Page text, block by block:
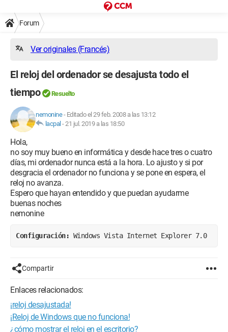
Forum
Ver originales (Francés)
El reloj del ordenador se desajusta todo el
tiempo
Resuelto
nemonine- Editado el 29 feb. 2008 a las 13:12
lacpal -21 jul. 2019 a las 18:50
Hola,
no soy muy bueno en informática y desde hace tres o cuatro
días, mi ordenador nunca está a la hora. Lo ajusto y si por
desgracia el ordenador no funciona y se pone en espera, el
reloj no avanza.
Espero que hayan entendido y que puedan ayudarme
buenas noches
nemonine
Configuración: Windows Vista Internet Explorer 7.0
Compartir
Enlaces relacionados:
¡reloj desajustada!
¡Reloj de Windows que no funciona!
¿cómo mostrar el reloj en el escritorio?